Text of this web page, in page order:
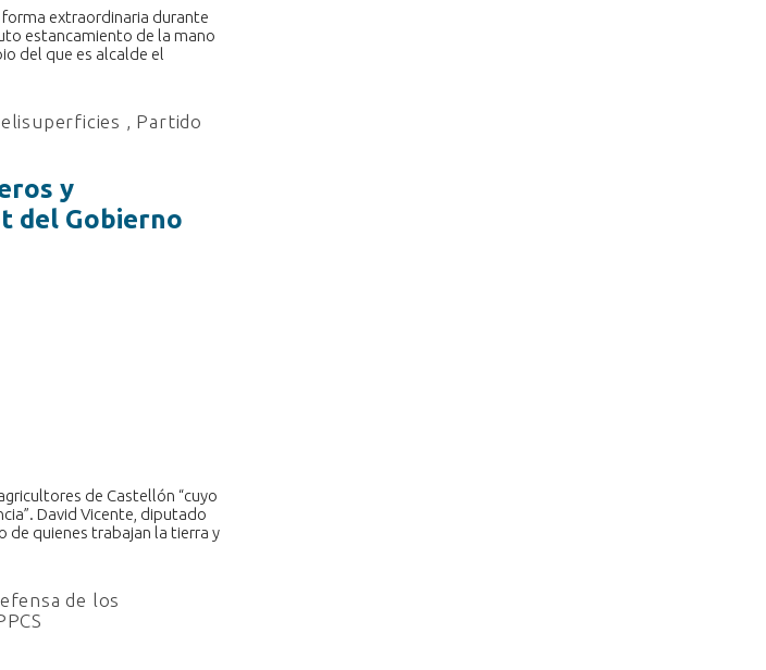
forma extraordinaria durante
estancamiento de la mano
del que es alcalde el
, Partido
y
del Gobierno
de Castellón “cuyo
David Vicente, diputado
de quienes trabajan la tierra y
de los